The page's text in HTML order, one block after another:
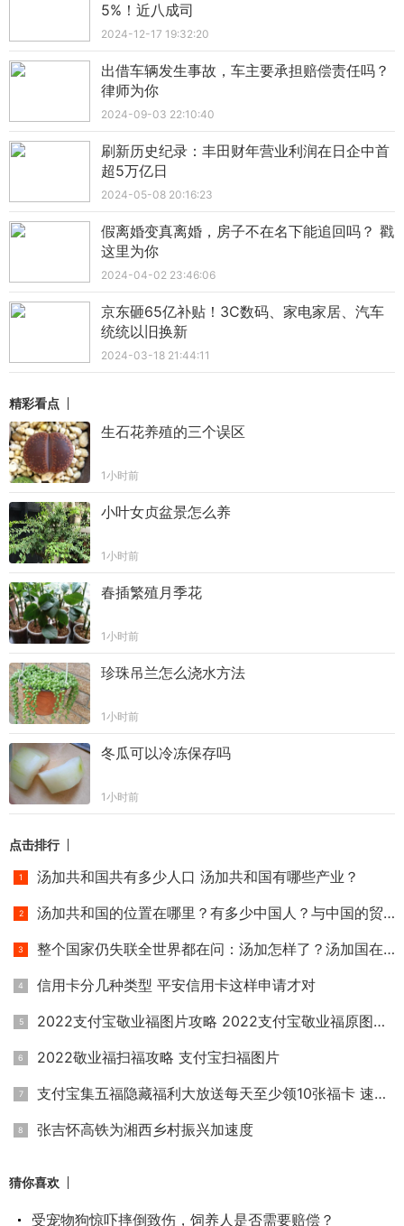
5%！近八成司
2024-12-17 19:32:20
出借车辆发生事故，车主要承担赔偿责任吗？
律师为你
2024-09-03 22:10:40
刷新历史纪录：丰田财年营业利润在日企中首
超5万亿日
2024-05-08 20:16:23
假离婚变真离婚，房子不在名下能追回吗？ 戳
这里为你
2024-04-02 23:46:06
京东砸65亿补贴！3C数码、家电家居、汽车
统统以旧换新
2024-03-18 21:44:11
精彩看点
生石花养殖的三个误区
1小时前
小叶女贞盆景怎么养
1小时前
春插繁殖月季花
1小时前
珍珠吊兰怎么浇水方法
1小时前
冬瓜可以冷冻保存吗
1小时前
点击排行
汤加共和国共有多少人口 汤加共和国有哪些产业？
汤加共和国的位置在哪里？有多少中国人？与中国的贸易往来怎
整个国家仍失联全世界都在问：汤加怎样了？汤加国在哪里？
信用卡分几种类型 平安信用卡这样申请才对
2022支付宝敬业福图片攻略 2022支付宝敬业福原图大全
2022敬业福扫福攻略 支付宝扫福图片
支付宝集五福隐藏福利大放送每天至少领10张福卡 速领敬业福和
张吉怀高铁为湘西乡村振兴加速度
猜你喜欢
受宠物狗惊吓摔倒致伤，饲养人是否需要赔偿？